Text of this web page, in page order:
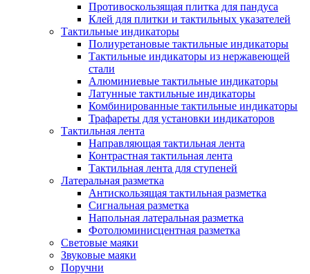
Противоскользящая плитка для пандуса
Клей для плитки и тактильных указателей
Тактильные индикаторы
Полиуретановые тактильные индикаторы
Тактильные индикаторы из нержавеющей
стали
Алюминиевые тактильные индикаторы
Латунные тактильные индикаторы
Комбинированные тактильные индикаторы
Трафареты для установки индикаторов
Тактильная лента
Направляющая тактильная лента
Контрастная тактильная лента
Тактильная лента для ступеней
Латеральная разметка
Антискользящая тактильная разметка
Сигнальная разметка
Напольная латеральная разметка
Фотолюминисцентная разметка
Световые маяки
Звуковые маяки
Поручни